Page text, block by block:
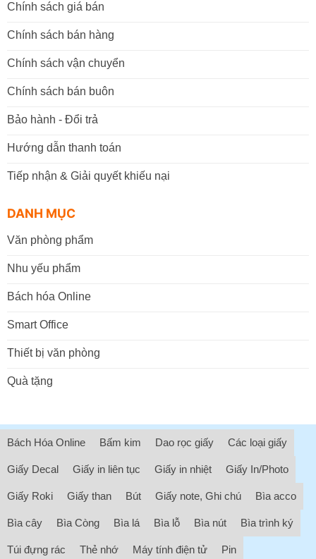
Chính sách giá bán
Chính sách bán hàng
Chính sách vận chuyển
Chính sách bán buôn
Bảo hành - Đổi trả
Hướng dẫn thanh toán
Tiếp nhận & Giải quyết khiếu nại
DANH MỤC
Văn phòng phẩm
Nhu yếu phẩm
Bách hóa Online
Smart Office
Thiết bị văn phòng
Quà tặng
Bách Hóa Online Bấm kim Dao rọc giấy Các loại giấy
Giấy Decal Giấy in liên tục Giấy in nhiệt Giấy In/Photo
Giấy Roki Giấy than Bút Giấy note, Ghi chú Bìa acco
Bìa cây Bìa Còng Bìa lá Bìa lỗ Bìa nút Bìa trình ký
Túi đựng rác Thẻ nhớ Máy tính điện tử Pin